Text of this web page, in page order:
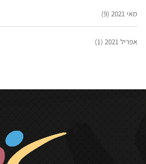
מאי 2021 (9)
אפריל 2021 (1)